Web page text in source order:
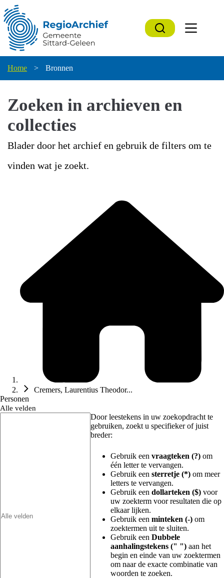
naar
de
inhoud
Home > Bronnen
Zoeken in archieven en
collecties
Blader door het archief en gebruik de filters om te
vinden wat je zoekt.
Cremers, Laurentius Theodor...
Personen
Alle velden
Door leestekens in uw zoekopdracht te
gebruiken, zoekt u specifieker of juist
breder:
Gebruik een vraagteken (?) om
één letter te vervangen.
Gebruik een sterretje (*) om meer
letters te vervangen.
Gebruik een dollarteken ($) voor
uw zoekterm voor resultaten die op
elkaar lijken.
Gebruik een minteken (-) om
zoektermen uit te sluiten.
Gebruik een Dubbele
aanhalingstekens (" ") aan het
begin en einde van uw zoektermen
om naar de exacte combinatie van
woorden te zoeken.